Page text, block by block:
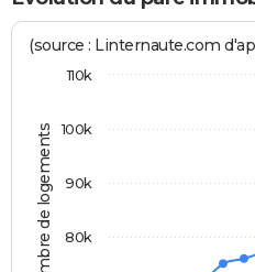
Nombre de logements
(source : Linternaute.com
80k
90k
100k
110k